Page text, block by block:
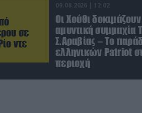
σε
ντε
09.08.2026 | 12:02
Οι Χούθι
αμυντική συμμαχία
Σ.Αραβίας – Το
ελληνικών Patriot
περιοχή